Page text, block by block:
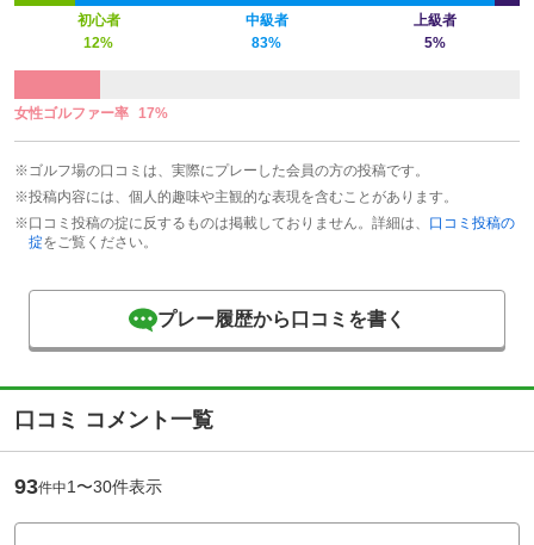
初心者 中級者
上級者
12%
83% 5%
女性ゴルファー率 17%
※ゴルフ場の口コミは、実際にプレーした会員の方の投稿です。
※投稿内容には、個人的趣味や主観的な表現を含むことがあります。
※口コミ投稿の掟に反するものは掲載しておりません。詳細は、 口コミ投稿の
掟をご覧ください。
プレー履歴から口コミを書く
口コミ コメント一覧
93件中1〜30件表示